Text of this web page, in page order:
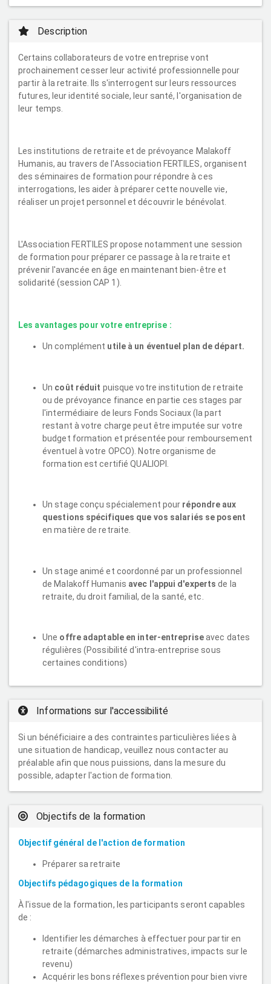
Description
Certains collaborateurs de votre entreprise vont
prochainement cesser leur activité professionnelle pour
partir à la retraite. Ils s'interrogent sur leurs ressources
futures, leur identité sociale, leur santé, l'organisation de
leur temps.
Les institutions de retraite et de prévoyance Malakoff
Humanis, au travers de l'Association FERTILES, organisent
des séminaires de formation pour répondre à ces
interrogations, les aider à préparer cette nouvelle vie,
réaliser un projet personnel et découvrir le bénévolat.
L'Association FERTILES propose notamment une session
de formation pour préparer ce passage à la retraite et
prévenir l'avancée en âge en maintenant bien-être et
solidarité (session CAP 1).
Les avantages pour votre entreprise :
Un complément utile à un éventuel plan de départ.
Un coût réduit puisque votre institution de retraite
ou de prévoyance finance en partie ces stages par
l'intermédiaire de leurs Fonds Sociaux (la part
restant à votre charge peut être imputée sur votre
budget formation et présentée pour remboursement
éventuel à votre OPCO). Notre organisme de
formation est certifié QUALIOPI.
Un stage conçu spécialement pour répondre aux
questions spécifiques que vos salariés se posent
en matière de retraite.
Un stage animé et coordonné par un professionnel
de Malakoff Humanis avec l'appui d'experts de la
retraite, du droit familial, de la santé, etc.
Une offre adaptable en inter-entrepriseavec dates
régulières (Possibilité d'intra-entreprise sous
certaines conditions)
Informations sur l'accessibilité
Si un bénéficiaire a des contraintes particulières liées à
une situation de handicap, veuillez nous contacter au
préalable afin que nous puissions, dans la mesure du
possible, adapter l'action de formation.
Objectifs de la formation
Objectif général de l'action de formation
Préparer sa retraite
Objectifs pédagogiques de la formation
À l'issue de la formation, les participants seront capables
de :
Identifier les démarches à effectuer pour partir en
retraite (démarches administratives, impacts sur le
revenu)
Acquérir les bons réflexes prévention pour bien vivre